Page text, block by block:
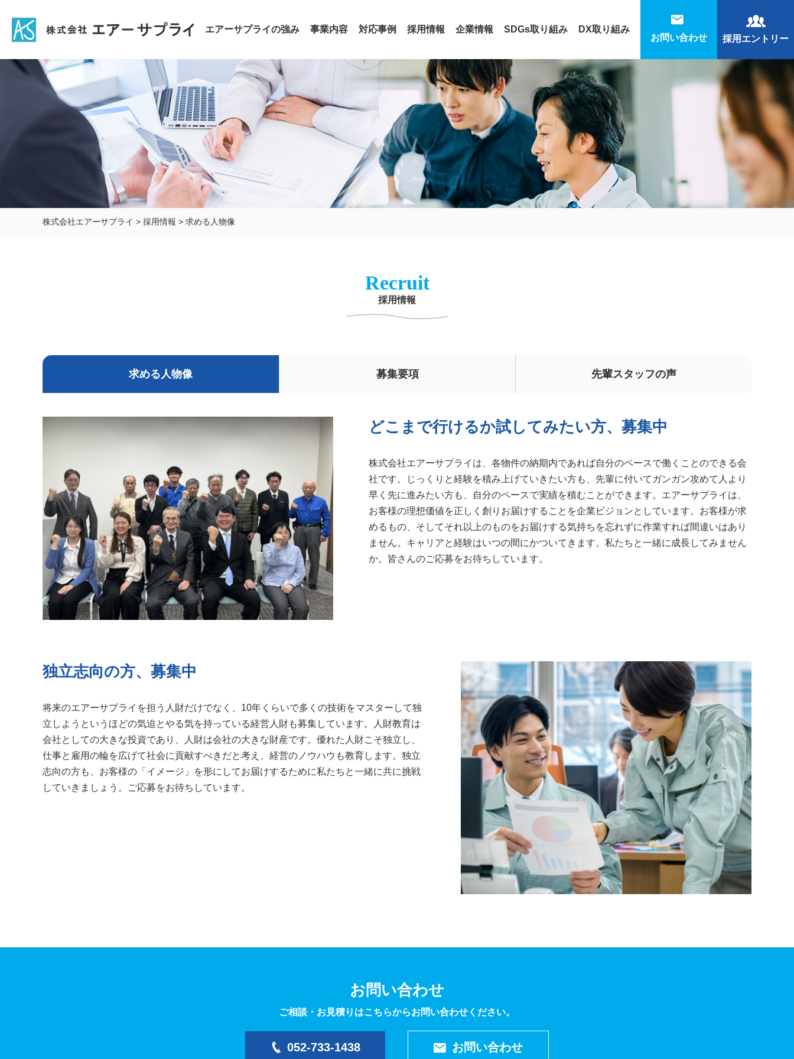
エアーサプライの強み 事業内容 対応事例 採用情報 企業情報 SDGs取り組み
DX取り組み
お問い合わせ
採用エントリー
株式会社エアーサプライ > 採用情報 > 求める人物像
Recruit
採用情報
求める人物像 募集要項 先輩スタッフの声
どこまで行けるか試してみたい方、募集中
株式会社エアーサプライは、各物件の納期内であれば自分のペースで働くことのできる会
社です。じっくりと経験を積み上げていきたい方も、先輩に付いてガンガン攻めて人より
早く先に進みたい方も、自分のペースで実績を積むことができます。エアーサプライは、
お客様の理想価値を正しく創りお届けすることを企業ビジョンとしています。お客様が求
めるもの、そしてそれ以上のものをお届けする気持ちを忘れずに作業すれば間違いはあり
ません。キャリアと経験はいつの間にかついてきます。私たちと一緒に成長してみません
か。皆さんのご応募をお待ちしています。
独立志向の方、募集中
将来のエアーサプライを担う人財だけでなく、10年くらいで多くの技術をマスターして独
立しようというほどの気迫とやる気を持っている経営人財も募集しています。人財教育は
会社としての大きな投資であり、人財は会社の大きな財産です。優れた人財こそ独立し、
仕事と雇用の輪を広げて社会に貢献すべきだと考え、経営のノウハウも教育します。独立
志向の方も、お客様の「イメージ」を形にしてお届けするために私たちと一緒に共に挑戦
していきましょう。ご応募をお待ちしています。
お問い合わせ
ご相談・お見積りはこちらからお問い合わせください。
052-733-1438 お問い合わせ